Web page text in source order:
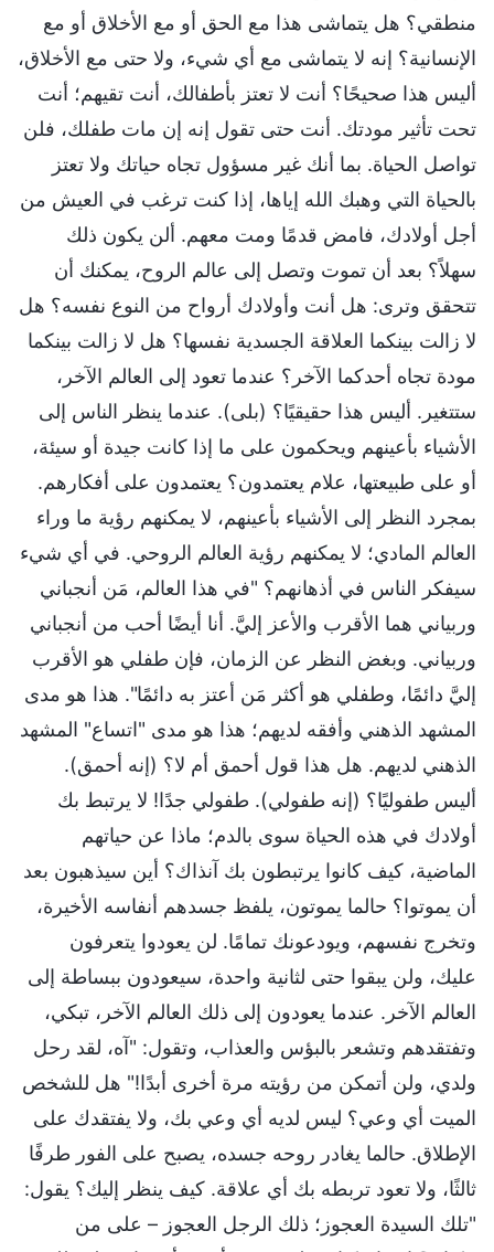
منطقي؟ هل يتماشى هذا مع الحق أو مع الأخلاق أو مع
الإنسانية؟ إنه لا يتماشى مع أي شيء، ولا حتى مع الأخلاق،
أليس هذا صحيحًا؟ أنت لا تعتز بأطفالك، أنت تقيهم؛ أنت
تحت تأثير مودتك. أنت حتى تقول إنه إن مات طفلك، فلن
تواصل الحياة. بما أنك غير مسؤول تجاه حياتك ولا تعتز
بالحياة التي وهبك الله إياها، إذا كنت ترغب في العيش من
أجل أولادك، فامض قدمًا ومت معهم. ألن يكون ذلك
سهلاً؟ بعد أن تموت وتصل إلى عالم الروح، يمكنك أن
تتحقق وترى: هل أنت وأولادك أرواح من النوع نفسه؟ هل
لا زالت بينكما العلاقة الجسدية نفسها؟ هل لا زالت بينكما
مودة تجاه أحدكما الآخر؟ عندما تعود إلى العالم الآخر،
ستتغير. أليس هذا حقيقيًا؟ (بلى). عندما ينظر الناس إلى
الأشياء بأعينهم ويحكمون على ما إذا كانت جيدة أو سيئة،
أو على طبيعتها، علام يعتمدون؟ يعتمدون على أفكارهم.
بمجرد النظر إلى الأشياء بأعينهم، لا يمكنهم رؤية ما وراء
العالم المادي؛ لا يمكنهم رؤية العالم الروحي. في أي شيء
سيفكر الناس في أذهانهم؟ "في هذا العالم، مَن أنجباني
وربياني هما الأقرب والأعز إليَّ. أنا أيضًا أحب من أنجباني
وربياني. وبغض النظر عن الزمان، فإن طفلي هو الأقرب
إليَّ دائمًا، وطفلي هو أكثر مَن أعتز به دائمًا". هذا هو مدى
المشهد الذهني وأفقه لديهم؛ هذا هو مدى "اتساع" المشهد
الذهني لديهم. هل هذا قول أحمق أم لا؟ (إنه أحمق).
أليس طفوليًا؟ (إنه طفولي). طفولي جدًا! لا يرتبط بك
أولادك في هذه الحياة سوى بالدم؛ ماذا عن حياتهم
الماضية، كيف كانوا يرتبطون بك آنذاك؟ أين سيذهبون بعد
أن يموتوا؟ حالما يموتون، يلفظ جسدهم أنفاسه الأخيرة،
وتخرج نفسهم، ويودعونك تمامًا. لن يعودوا يتعرفون
عليك، ولن يبقوا حتى لثانية واحدة، سيعودون ببساطة إلى
العالم الآخر. عندما يعودون إلى ذلك العالم الآخر، تبكي،
وتفتقدهم وتشعر بالبؤس والعذاب، وتقول: "آه، لقد رحل
ولدي، ولن أتمكن من رؤيته مرة أخرى أبدًا!" هل للشخص
الميت أي وعي؟ ليس لديه أي وعي بك، ولا يفتقدك على
الإطلاق. حالما يغادر روحه جسده، يصبح على الفور طرفًا
ثالثًا، ولا تعود تربطه بك أي علاقة. كيف ينظر إليك؟ يقول:
"تلك السيدة العجوز؛ ذلك الرجل العجوز – على من